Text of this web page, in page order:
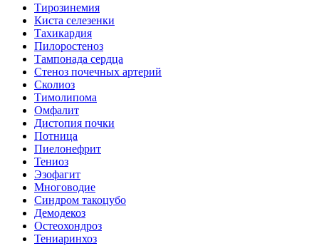
Тирозинемия
Киста селезенки
Тахикардия
Пилоростеноз
Тампонада сердца
Стеноз почечных артерий
Сколиоз
Тимолипома
Омфалит
Дистопия почки
Потница
Пиелонефрит
Тениоз
Эзофагит
Многоводие
Синдром такоцубо
Демодекоз
Остеохондроз
Тениаринхоз